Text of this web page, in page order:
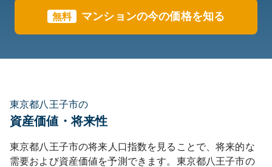
無料 マンションの今の価格を知る
東京都八王子市の
資産価値・将来性
東京都八王子市の将来人口指数を見ることで、将来的な
需要および資産価値を予測できます。 東京都八王子市の